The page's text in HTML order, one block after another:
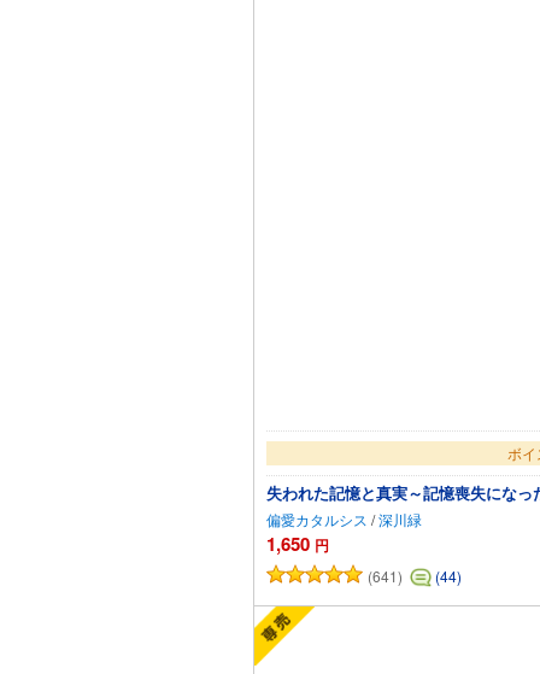
ボ
失われた記憶と真実～記憶喪失にな
偏愛カタルシス /深川緑
1,650 円
(641) (44)